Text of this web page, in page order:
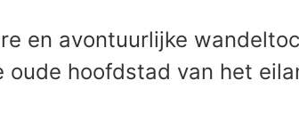
en avontuurlijke
hoofdstad van het